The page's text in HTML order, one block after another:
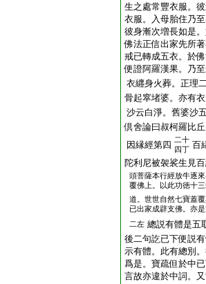
生之處常豐衣服。
衣服。入母胎住乃
彼身漸次増長如是
佛法正信出家先所
戒已轉成五衣。於
便證阿羅漢果。乃
衣纒身火葬。正理
骨起窣堵婆。亦有
沙云白淨。舊婆沙
倶舍論曰叔柯羅比
因縁經第四 二十
四丁 百
陀利尼被袈裟生見
頭菩薩本行經放牛逐
覆佛上。以此功徳十
道。世世自然七寶蓋
已出家成辟支佛。亦
二左 總説有體是
後二句訖已下便説
示有體。此有總別
爲是。寶疏但於中
言故亦違於中詞。